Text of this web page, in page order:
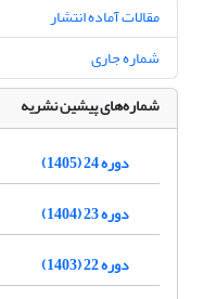
مقالات آماده انتشار
شماره جاری
شماره‌های پیشین نشریه
دوره 24 (1405)
دوره 23 (1404)
دوره 22 (1403)